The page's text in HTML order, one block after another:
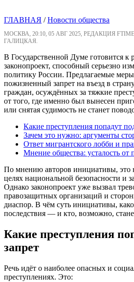
ГЛАВНАЯ /Новости общества
МОСКВА, 20:10, 05 АВГ 2025, РЕДАКЦИЯ
ГАЛИЦКАЯ.
В Государственной Думе готовится к
законопроект, способный серьезно
политику России. Предлагаемые
пожизненный запрет на въезд в
граждан, осуждённых за тяжкие
от того, где именно был вынесен
или снятая судимость не станет
Какие преступления попадут
Зачем это нужно: аргументы
Ответ мигрантского лобби и
Мнение общества: усталость от
По мнению авторов инициативы, это
целях национальной безопасности и
Однако законопроект уже вызвал
правозащитных организаций и
диаспор. В чём суть инициативы,
последствия — и кто, возможно,
Какие преступления
запрет
Речь идёт о наиболее опасных и
преступлениях. Это: